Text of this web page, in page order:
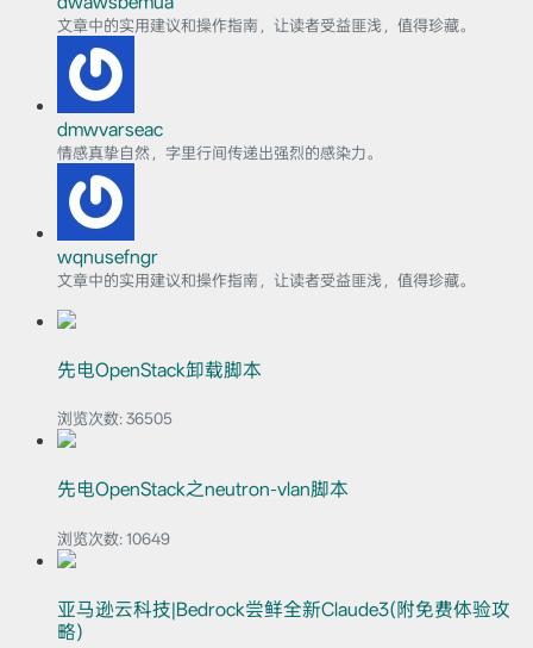
文章中的实用建议和操作指南，让读者受益匪浅，值得珍藏。
dmwvarseac
情感真挚自然，字里行间传递出强烈的感染力。
wqnusefngr
文章中的实用建议和操作指南，让读者受益匪浅，值得珍藏。
先电OpenStack卸载脚本
浏览次数: 36505
先电OpenStack之neutron-vlan脚本
浏览次数: 10649
亚马逊云科技|Bedrock尝鲜全新Claude3(附免费体验攻
略)